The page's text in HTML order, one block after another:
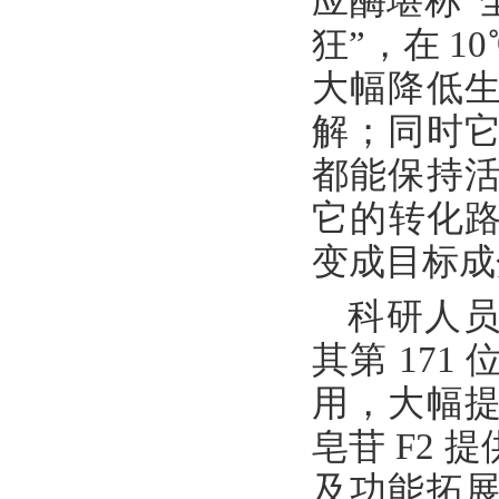
狂”，在
大幅降低
解；同时
都能保持
它的转化
变成目标
科研人
其第 171
用，大幅
皂苷 F2 提
及功能拓